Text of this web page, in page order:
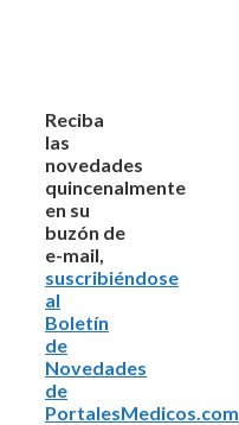
Reciba
las
novedades
quincenalmente
en su
buzón de
e-mail,
suscribiéndose
al
Boletín
de
Novedades
de
PortalesMedicos.com